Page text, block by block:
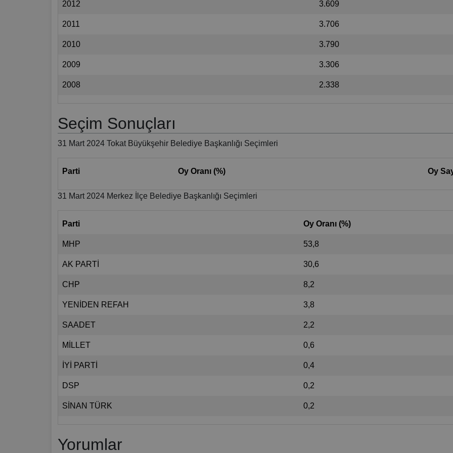
2012 3.609
2011 3.706
2010 3.790
2009 3.306
2008 2.338
Seçim Sonuçları
31 Mart 2024 Tokat Büyükşehir Belediye Başkanlığı Seçimleri
Parti Oy Oranı (%) Oy
31 Mart 2024 Merkez İlçe Belediye Başkanlığı Seçimleri
Parti Oy Oranı (%)
MHP 53,8
AK PARTİ 30,6
CHP 8,2
YENİDEN REFAH 3,8
SAADET 2,2
MİLLET 0,6
İYİ PARTİ 0,4
DSP 0,2
SİNAN TÜRK 0,2
Yorumlar